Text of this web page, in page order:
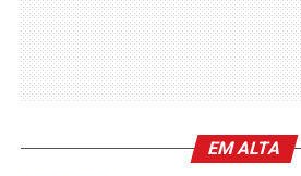
EM ALTA